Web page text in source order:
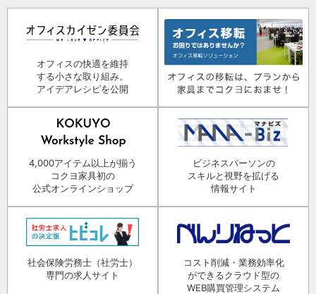
オフィスの快適を維持
する小さな取り組み。
アイデアレシピを公開
4,000アイテム以上が揃う
コクヨ家具初の
公式オンラインショップ
ビジネスパーソンの
スキルと視野を拡げる
情報サイト
社会保険労務士（社労士）
専門の求人サイト
コスト削減・業務効率化
ができるクラウド型の
WEB購買管理システム